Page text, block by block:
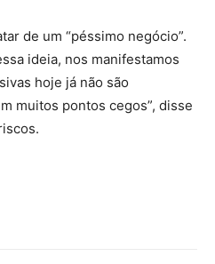
de um “péssimo negócio”.
ideia, nos manifestamos
hoje já não são
muitos pontos cegos”, disse